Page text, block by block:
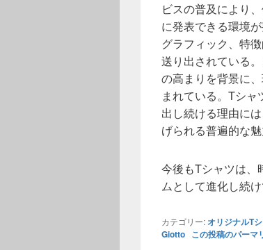
ビスの普及により
に発表できる環境
グラフィック、特
送り出されている
の高まりを背景に
まれている。Tシ
出し続ける理由に
げられる普遍的な魅
今後もTシャツは、
ムとして進化し続
カテゴリー:オリジナルT
Giotto この投稿のパーマ